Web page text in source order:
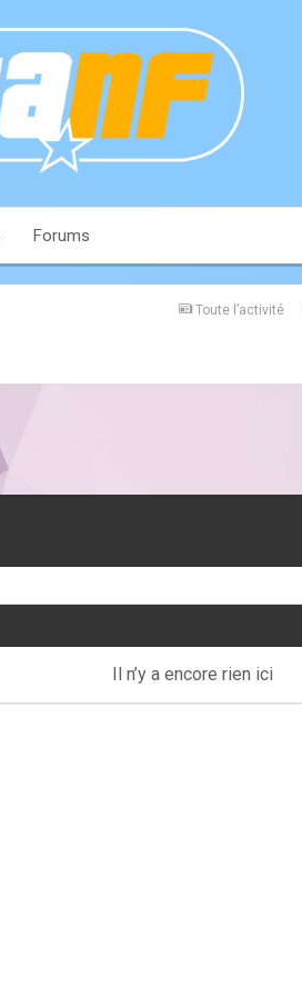
Forums
Toute l’activité
Il n’y a encore rien ici